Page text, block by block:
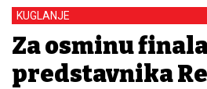
KUGLANJE
Za osminu finala
predstavnika